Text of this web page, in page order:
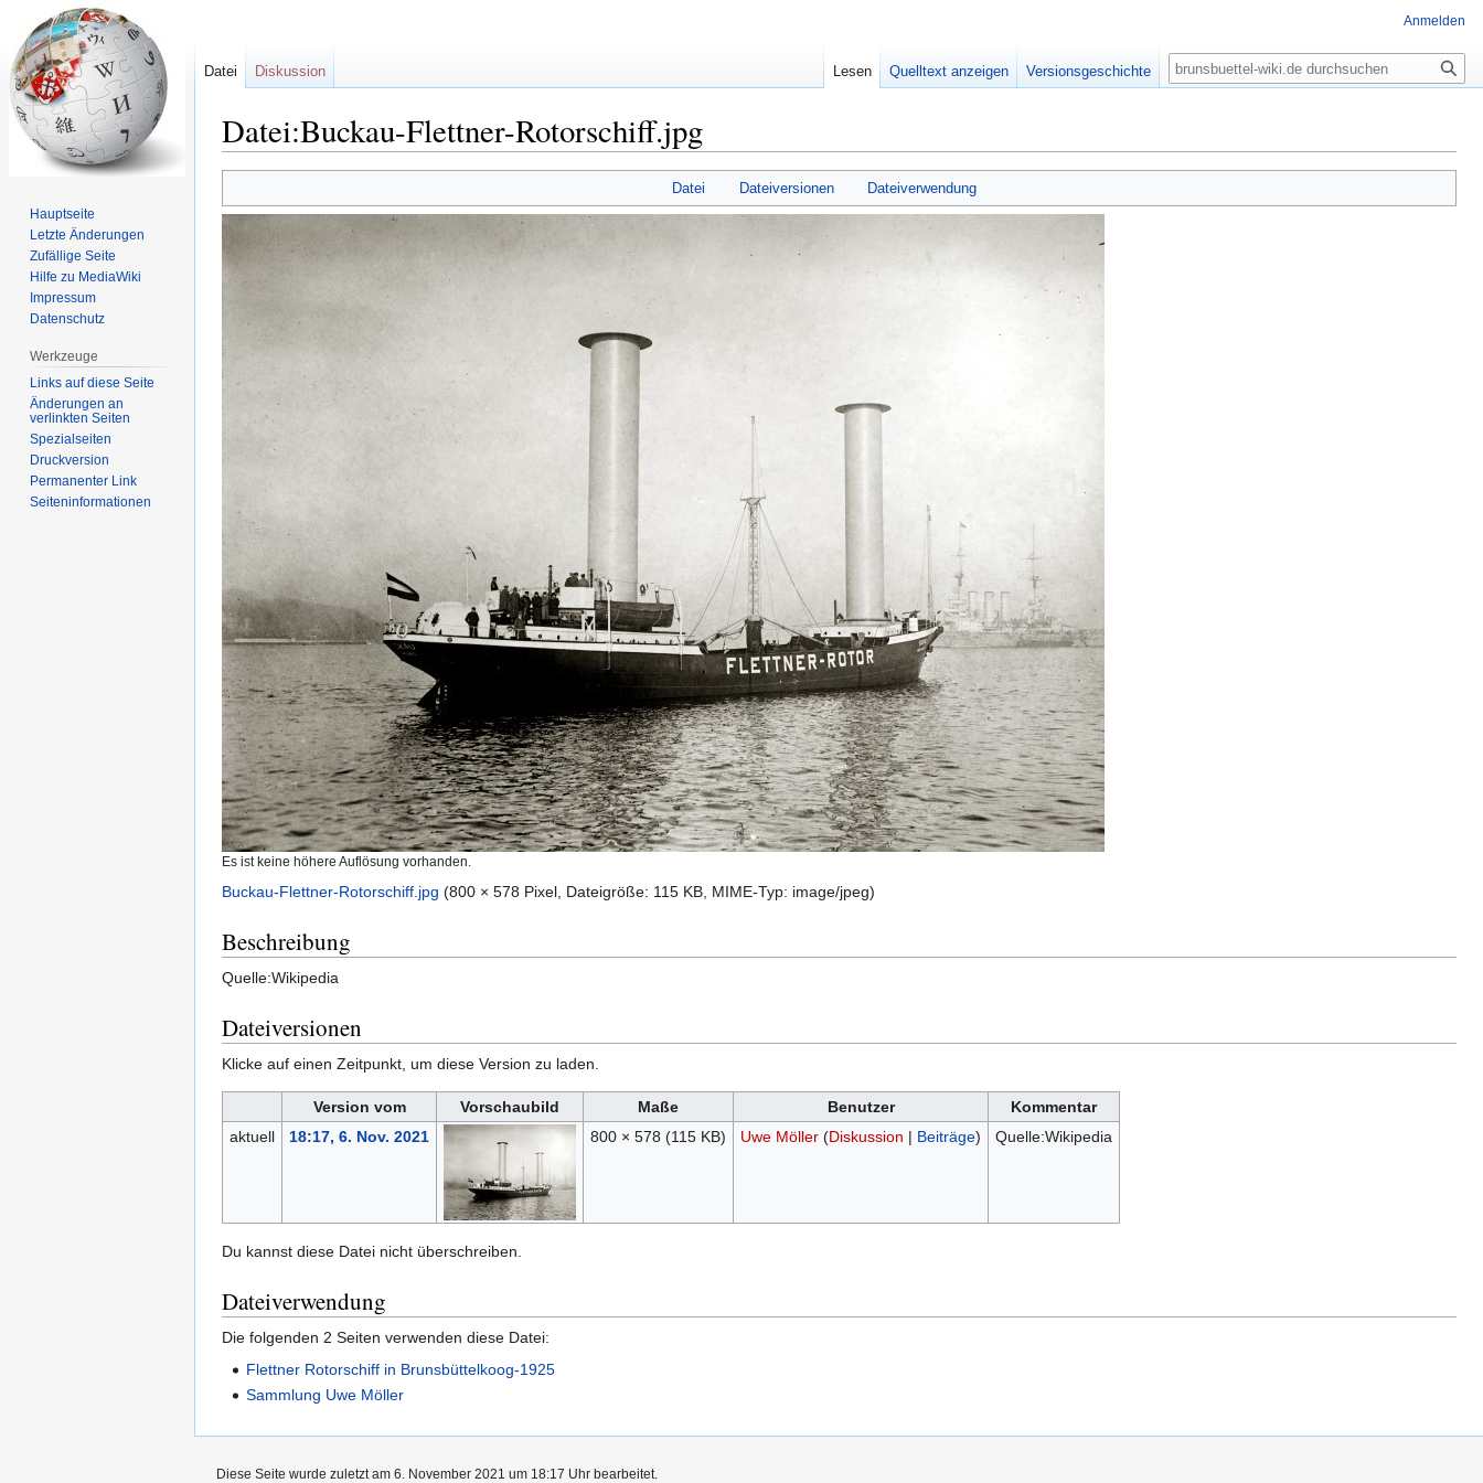
Datei:Buckau-Flettner-Rotorschiff.jpg
Navigation
springen
Suche
springen
Datei Dateiversionen Dateiverwendung
Es ist keine höhere Auflösung vorhanden.
Buckau-Flettner-Rotorschiff.jpg (800 × 578 Pixel, Dateigröße: 115 KB, MIME-Typ: image/jpeg)
Beschreibung
Quelle:Wikipedia
Dateiversionen
Klicke auf einen Zeitpunkt, um diese Version zu laden.
Version vom Vorschaubild Maße Benutzer
Kommentar
aktuell
18:17, 6. Nov. 2021 800 × 578 (115 KB) Uwe Möller (Diskussion | Beiträge) Quelle:Wikipedia
Du kannst diese Datei nicht überschreiben.
Dateiverwendung
Die folgenden 2 Seiten verwenden diese Datei:
Flettner Rotorschiff in Brunsbüttelkoog-1925
Sammlung Uwe Möller
Anmelden
Datei Diskussion Lesen Quelltext anzeigen Versionsgeschichte
Suche
Hauptseite
Letzte Änderungen
Zufällige Seite
Hilfe zu MediaWiki
Impressum
Datenschutz
Werkzeuge
Links auf diese Seite
Änderungen an
verlinkten Seiten
Spezialseiten
Druckversion
Permanenter Link
Seiten­informationen
Diese Seite wurde zuletzt am 6. November 2021 um 18:17 Uhr bearbeitet.